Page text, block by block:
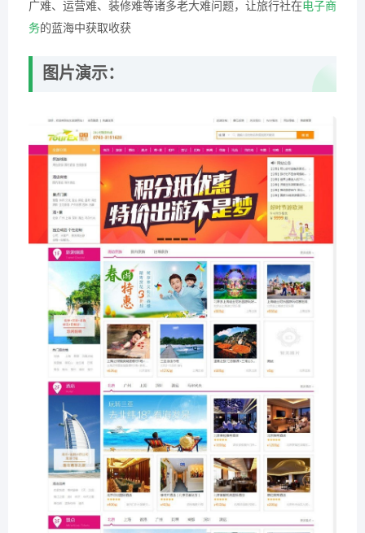
广难、运营难、装修难等诸多老大难问题，让旅行社在电子商
务的蓝海中获取收获
图片演示：